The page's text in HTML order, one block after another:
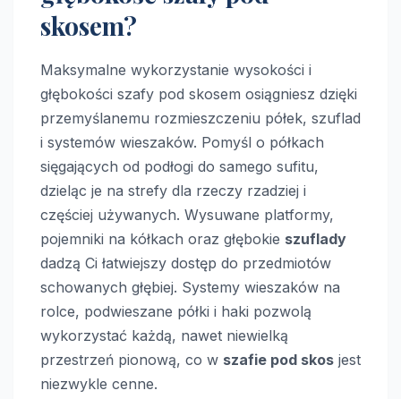
skosem?
Maksymalne wykorzystanie wysokości i
głębokości szafy pod skosem osiągniesz dzięki
przemyślanemu rozmieszczeniu półek, szuflad
i systemów wieszaków. Pomyśl o półkach
sięgających od podłogi do samego sufitu,
dzieląc je na strefy dla rzeczy rzadziej i
częściej używanych. Wysuwane platformy,
pojemniki na kółkach oraz głębokie szuflady
dadzą Ci łatwiejszy dostęp do przedmiotów
schowanych głębiej. Systemy wieszaków na
rolce, podwieszane półki i haki pozwolą
wykorzystać każdą, nawet niewielką
przestrzeń pionową, co w szafie pod skos jest
niezwykle cenne.